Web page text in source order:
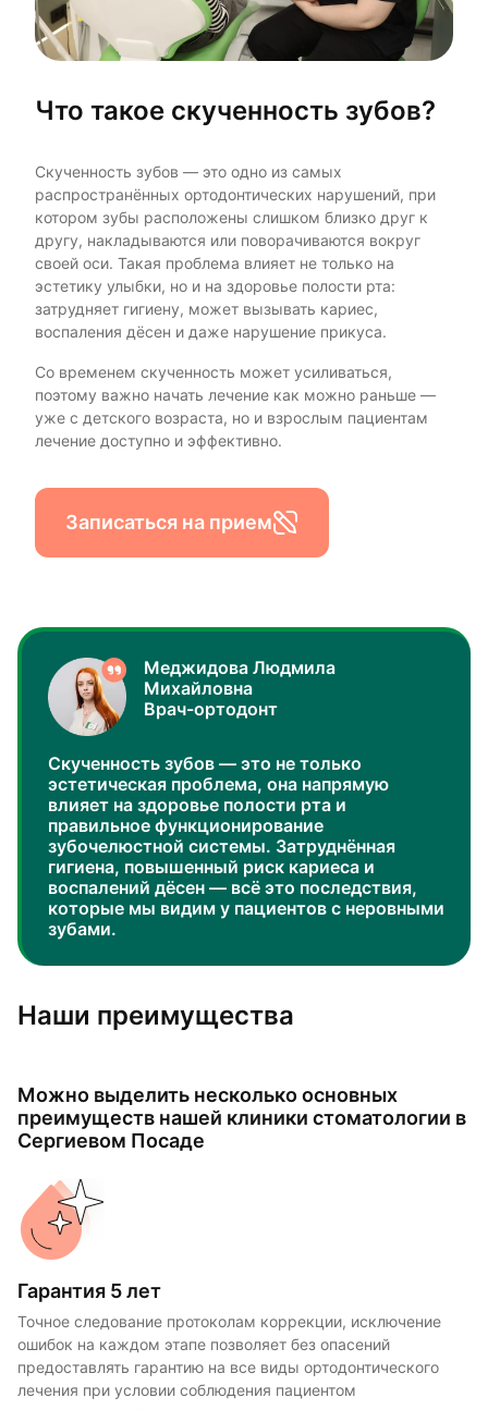
Что такое скученность зубов?
Скученность зубов — это одно из самых
распространённых ортодонтических нарушений, при
котором зубы расположены слишком близко друг к
другу, накладываются или поворачиваются вокруг
своей оси. Такая проблема влияет не только на
эстетику улыбки, но и на здоровье полости рта:
затрудняет гигиену, может вызывать кариес,
воспаления дёсен и даже нарушение прикуса.
Со временем скученность может усиливаться,
поэтому важно начать лечение как можно раньше —
уже с детского возраста, но и взрослым пациентам
лечение доступно и эффективно.
Записаться на прием
Меджидова Людмила
Михайловна
Врач-ортодонт
Скученность зубов — это не только
эстетическая проблема, она напрямую
влияет на здоровье полости рта и
правильное функционирование
зубочелюстной системы. Затруднённая
гигиена, повышенный риск кариеса и
воспалений дёсен — всё это последствия,
которые мы видим у пациентов с неровными
зубами.
Наши преимущества
Можно выделить несколько основных
преимуществ нашей клиники стоматологии в
Сергиевом Посаде
Гарантия 5 лет
Точное следование протоколам коррекции, исключение
ошибок на каждом этапе позволяет без опасений
предоставлять гарантию на все виды ортодонтического
лечения при условии соблюдения пациентом